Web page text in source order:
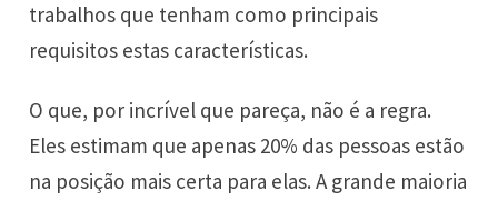
trabalhos que tenham como principais
requisitos estas características.
O que, por incrível que pareça, não é a regra.
Eles estimam que apenas 20% das pessoas estão
na posição mais certa para elas. A grande maioria